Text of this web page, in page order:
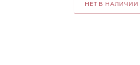
НЕТ В НАЛИЧИИ